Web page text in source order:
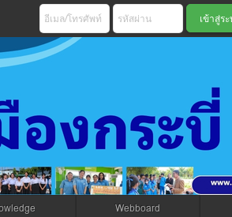
ะบี่ สพม
Webboard